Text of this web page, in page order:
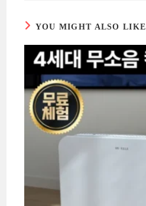
YOU MIGHT ALSO LIKE